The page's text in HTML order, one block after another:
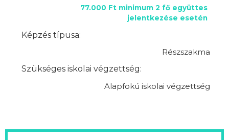
77.000 Ft minimum 2 fő együttes
jelentkezése esetén
Képzés típusa:
Részszakma
Szükséges iskolai végzettség:
Alapfokú iskolai végzettség